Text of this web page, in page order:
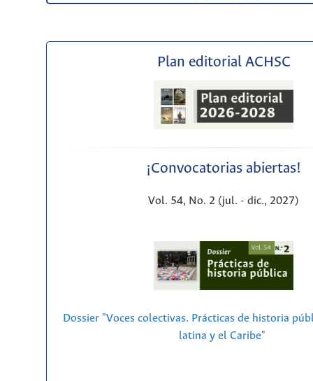
Plan editorial ACHSC
¡Convocatorias abiertas!
Vol. 54, No. 2 (jul. - dic., 2027)
Dossier "Voces colectivas. Prácticas de historia
latina y el Caribe"